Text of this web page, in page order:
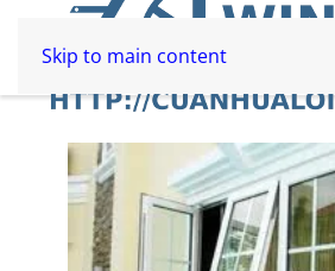
Skip to main content